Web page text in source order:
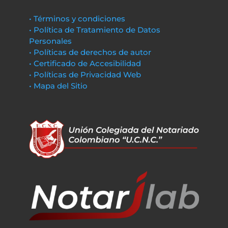
• Términos y condiciones
• Política de Tratamiento de Datos
Personales
• Políticas de derechos de autor
• Certificado de Accesibilidad
• Políticas de Privacidad Web
• Mapa del Sitio